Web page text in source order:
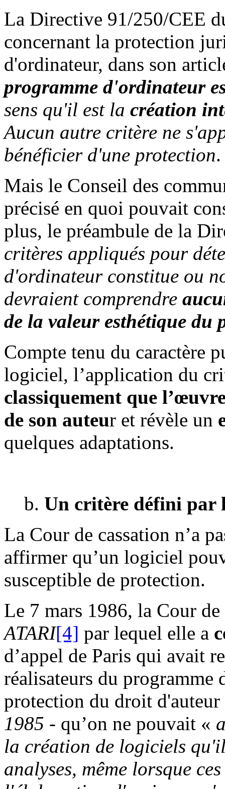
La Directive 91/250/CEE
concernant la protection
d'ordinateur, dans son
programme d'ordinateur
sens qu'il est la création
Aucun autre critère ne
bénéficier d'une protection
Mais le Conseil des
précisé en quoi pouvait
plus, le préambule de la
critères appliqués pour
d'ordinateur constitue ou
devraient comprendre
de la valeur esthétique du
Compte tenu du caractère
logiciel, l’application du
classiquement que
de son auteur et révèle un
quelques adaptations.
Un critère défini par
La Cour de cassation n’a
affirmer qu’un logiciel
susceptible de protection.
Le 7 mars 1986, la Cour
ATARI[4] par lequel elle a
d’appel de Paris qui avait
réalisateurs du
protection du droit
1985 - qu’on ne pouvait «
la création de logiciels
analyses, même lorsque